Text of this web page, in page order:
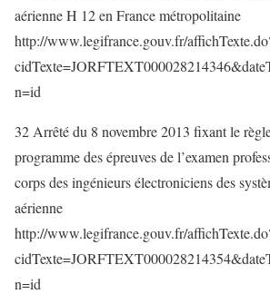
aérienne H 12 en France métropolitaine
http://www.legifrance.gouv.fr/
n=id
32 Arrêté du 8 novembre 2013 fixant le
programme des épreuves de l’examen
corps des ingénieurs électroniciens des
aérienne
http://www.legifrance.gouv.fr/
n=id